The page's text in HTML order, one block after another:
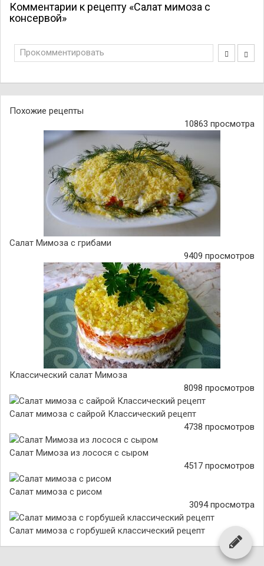
Комментарии к рецепту «Салат мимоза с
консервой»
Прокомментировать
Похожие рецепты
10863 просмотра
Салат Мимоза с грибами
9409 просмотров
Классический салат Мимоза
8098 просмотров
Салат мимоза с сайрой Классический рецепт
4738 просмотров
Салат Мимоза из лосося с сыром
4517 просмотров
Салат мимоза с рисом
3094 просмотра
Салат мимоза с горбушей классический рецепт